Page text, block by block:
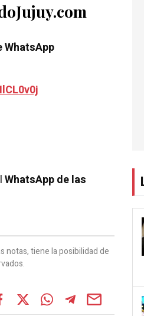
WhatsApp
WhatsApp de las
notas, tiene la posibilidad de